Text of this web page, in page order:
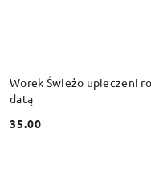
Worek Świeżo upieczeni
datą
Cena:
35.00